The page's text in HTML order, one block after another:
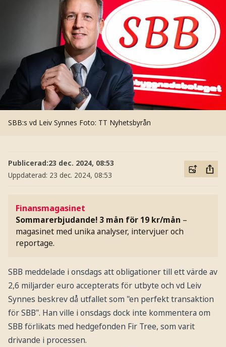
SBB:s vd Leiv Synnes Foto: TT Nyhetsbyrån
Publicerad:23 dec. 2024, 08:53
Uppdaterad: 23 dec. 2024, 08:53
Finansmagasinet
Sommarerbjudande! 3 mån för 19 kr/mån –
magasinet med unika analyser, intervjuer och
reportage.
SBB meddelade i onsdags att obligationer till ett värde av
2,6 miljarder euro accepterats för utbyte och vd Leiv
Synnes beskrev då utfallet som "en perfekt transaktion
för SBB". Han ville i onsdags dock inte kommentera om
SBB förlikats med hedgefonden Fir Tree, som varit
drivande i processen.